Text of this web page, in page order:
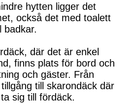
hytten ligger det
också det med toalett
badkar.
där det är enkel
finns plats för bord och
och gäster. Från
till skarondäck där
sig till fördäck.